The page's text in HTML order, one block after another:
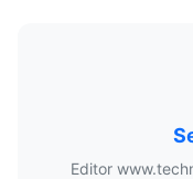
Editor